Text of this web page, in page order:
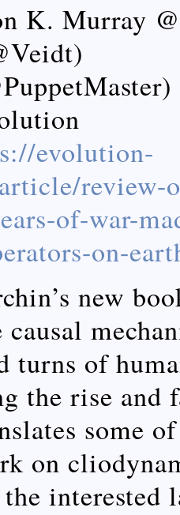
K. Murray
evolution-
review-
of-war-
on-
new
turns of
the rise and
some
on
interested